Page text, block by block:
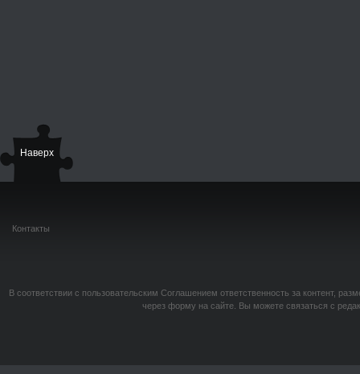
Наверх
Контакты
В соответствии с пользовательским Соглашением ответственность за контент,
через форму на сайте. Вы можете связаться с